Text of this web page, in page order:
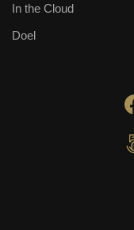
In the Cloud
Doel